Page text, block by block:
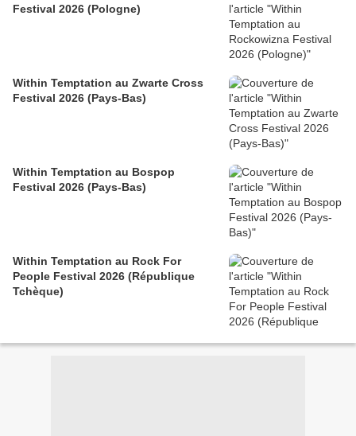
Festival 2026 (Pologne)
Within Temptation au Zwarte Cross
Festival 2026 (Pays-Bas)
Within Temptation au Bospop
Festival 2026 (Pays-Bas)
Within Temptation au Rock For
People Festival 2026 (République
Tchèque)